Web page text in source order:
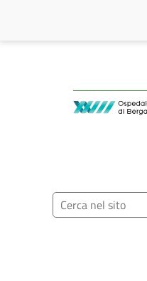
Ricerca nel sito